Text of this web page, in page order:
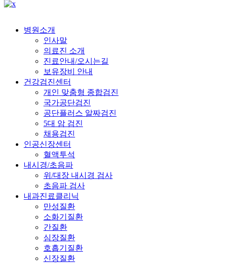
병원소개
인사말
의료진 소개
진료안내/오시는길
보유장비 안내
건강검진센터
개인 맞춤형 종합검진
국가공단검진
공단플러스 알짜검진
5대 암 검진
채용검진
인공신장센터
혈액투석
내시경/초음파
위/대장 내시경 검사
초음파 검사
내과진료클리닉
만성질환
소화기질환
간질환
심장질환
호흡기질환
신장질환